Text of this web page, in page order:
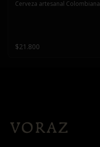
Cerveza artesanal Colombiana
$21.800